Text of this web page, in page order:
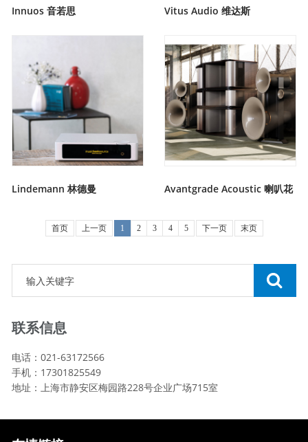
Innuos 音若思 Vitus Audio 维达斯
Lindemann 林德曼 Avantgrade Acoustic 喇叭花
首页 上一页 1 2 3 4 5 下一页 末页
联系信息
电话：021-63172566
手机：17301825549
地址：上海市静安区梅园路228号企业广场715室